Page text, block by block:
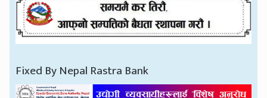
Fixed By Nepal Rastra Bank